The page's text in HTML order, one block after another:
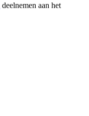
deelnemen aan het